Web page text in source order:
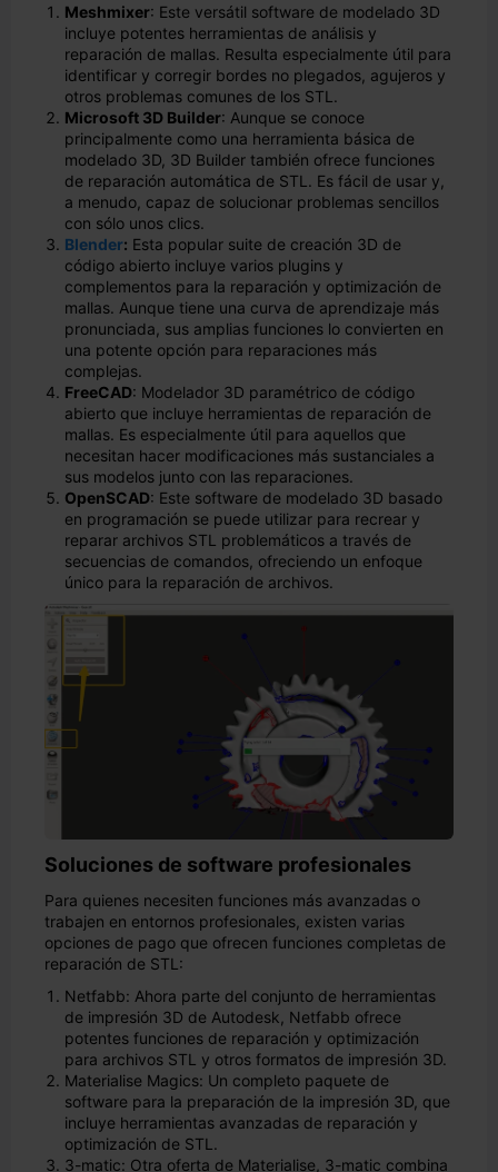
Meshmixer: Este versátil software de modelado 3D
incluye potentes herramientas de análisis y
reparación de mallas. Resulta especialmente útil para
identificar y corregir bordes no plegados, agujeros y
otros problemas comunes de los STL.
Microsoft 3D Builder: Aunque se conoce
principalmente como una herramienta básica de
modelado 3D, 3D Builder también ofrece funciones
de reparación automática de STL. Es fácil de usar y,
a menudo, capaz de solucionar problemas sencillos
con sólo unos clics.
Blender: Esta popular suite de creación 3D de
código abierto incluye varios plugins y
complementos para la reparación y optimización de
mallas. Aunque tiene una curva de aprendizaje más
pronunciada, sus amplias funciones lo convierten en
una potente opción para reparaciones más
complejas.
FreeCAD: Modelador 3D paramétrico de código
abierto que incluye herramientas de reparación de
mallas. Es especialmente útil para aquellos que
necesitan hacer modificaciones más sustanciales a
sus modelos junto con las reparaciones.
OpenSCAD: Este software de modelado 3D basado
en programación se puede utilizar para recrear y
reparar archivos STL problemáticos a través de
secuencias de comandos, ofreciendo un enfoque
único para la reparación de archivos.
Soluciones de software profesionales
Para quienes necesiten funciones más avanzadas o
trabajen en entornos profesionales, existen varias
opciones de pago que ofrecen funciones completas de
reparación de STL:
Netfabb: Ahora parte del conjunto de herramientas
de impresión 3D de Autodesk, Netfabb ofrece
potentes funciones de reparación y optimización
para archivos STL y otros formatos de impresión 3D.
Materialise Magics: Un completo paquete de
software para la preparación de la impresión 3D, que
incluye herramientas avanzadas de reparación y
optimización de STL.
3-matic: Otra oferta de Materialise, 3-matic combina